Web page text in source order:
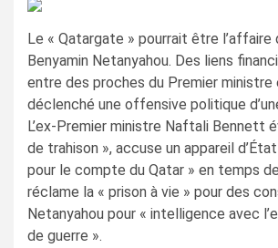
Le « Qatargate » pourrait être l’affaire
Benyamin Netanyahou. Des liens
entre des proches du Premier
déclenché une offensive politique
L’ex-Premier ministre Naftali Bennett
de trahison », accuse un appareil d’État
pour le compte du Qatar » en temps
réclame la « prison à vie » pour des
Netanyahou pour « intelligence avec
de guerre ».